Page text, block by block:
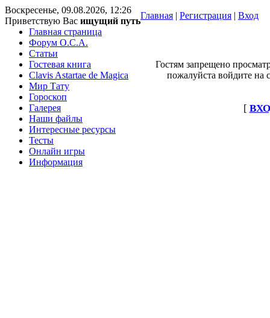
Воскресенье, 09.08.2026, 12:26
Приветствую Вас ищущий путь
Главная | Регистрация | Вход
Главная страница
Форум O.C.A.
Статьи
Гостевая книга
Clavis Astartae de Magica
Мир Тату
Гороскоп
Галерея
Наши файлы
Интересные ресурсы
Тесты
Онлайн игры
Информация
Гостям запрещено
пожалуйста войдите на
[